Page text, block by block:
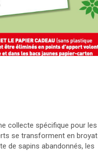
collecte spécifique pour les
se transforment en broyat
de sapins abandonnés, les